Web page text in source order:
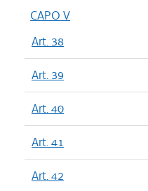
CAPO V
Art. 38
Art. 39
Art. 40
Art. 41
Art. 42